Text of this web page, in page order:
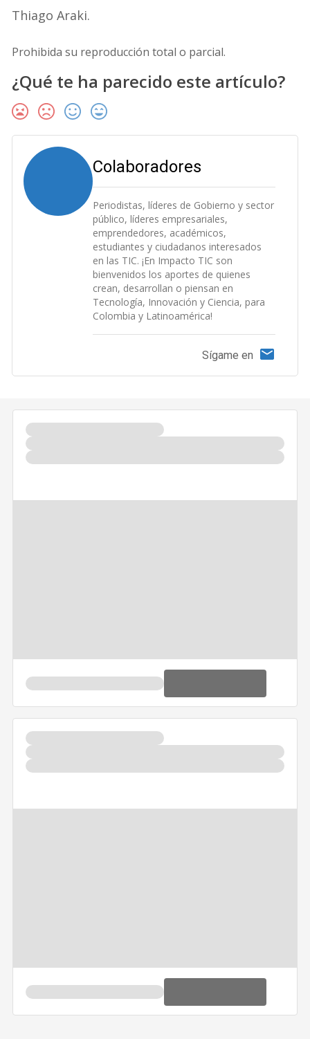
Thiago Araki.
Prohibida su reproducción total o parcial.
¿Qué te ha parecido este artículo?
Colaboradores
Periodistas, líderes de Gobierno y sector
público, líderes empresariales,
emprendedores, académicos,
estudiantes y ciudadanos interesados
en las TIC. ¡En Impacto TIC son
bienvenidos los aportes de quienes
crean, desarrollan o piensan en
Tecnología, Innovación y Ciencia, para
Colombia y Latinoamérica!
Sígame en